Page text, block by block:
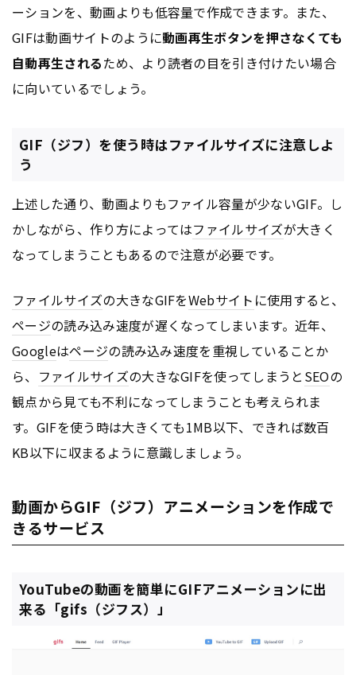
ーションを、動画よりも低容量で作成できます。また、
GIFは動画サイトのように動画再生ボタンを押さなくても
自動再生されるため、より読者の目を引き付けたい場合
に向いているでしょう。
GIF（ジフ）を使う時はファイルサイズに注意しよ
う
上述した通り、動画よりもファイル容量が少ないGIF。し
かしながら、作り方によってはファイルサイズが大きく
なってしまうこともあるので注意が必要です。
ファイルサイズの大きなGIFをWebサイト に使用すると、
ページの読み込み速度が遅くなってしまいます。近年、
Googleはページの読み込み速度を重視していることか
ら、 ファイルサイズの大きなGIFを使ってしまうと SEOの
観点から見ても不利になってしまうことも考えられま
す。GIFを使う時は大きくても1MB以下、できれば数百
KB以下に収まるように意識しましょう。
動画からGIF（ジフ）アニメーションを作成で
きるサービス
YouTubeの動画を簡単にGIFアニメーションに出
来る「gifs（ジフス）」